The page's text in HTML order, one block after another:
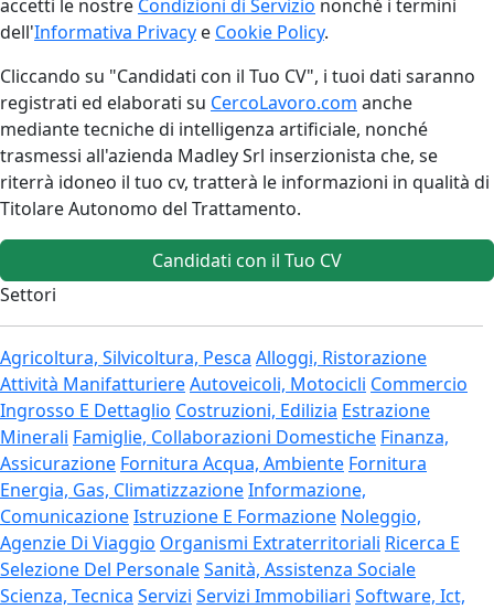
accetti le nostre Condizioni di Servizio nonché i termini
dell'Informativa Privacy e Cookie Policy.
Cliccando su "Candidati con il Tuo CV", i tuoi dati saranno
registrati ed elaborati su CercoLavoro.com anche
mediante tecniche di intelligenza artificiale, nonché
trasmessi all'azienda Madley Srl inserzionista che, se
riterrà idoneo il tuo cv, tratterà le informazioni in qualità di
Titolare Autonomo del Trattamento.
Candidati con il Tuo CV
Settori
Agricoltura, Silvicoltura, Pesca Alloggi, Ristorazione
Attività ManifatturiereAutoveicoli, Motocicli Commercio
Ingrosso E Dettaglio Costruzioni, Edilizia Estrazione
Minerali Famiglie, Collaborazioni Domestiche Finanza,
Assicurazione Fornitura Acqua, Ambiente Fornitura
Energia, Gas, ClimatizzazioneInformazione,
ComunicazioneIstruzione E Formazione Noleggio,
Agenzie Di Viaggio Organismi Extraterritoriali Ricerca E
Selezione Del PersonaleSanità, Assistenza Sociale
Scienza, Tecnica Servizi Servizi Immobiliari Software, Ict,